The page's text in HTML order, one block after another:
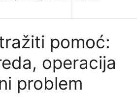
pomoć:
operacija
problem